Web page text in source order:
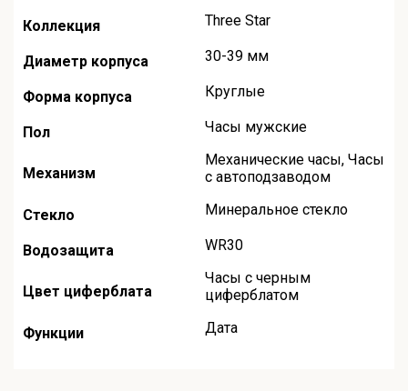
Коллекция Three Star
Диаметр корпуса 30-39 мм
Форма корпуса Круглые
Пол Часы мужские
Механизм
Механические часы, Часы
с автоподзаводом
Стекло Минеральное стекло
Водозащита WR30
Цвет циферблата
Часы с черным
циферблатом
Функции Дата